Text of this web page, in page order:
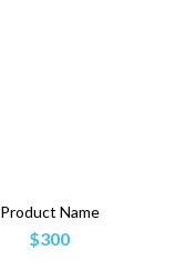
Product Name
$300